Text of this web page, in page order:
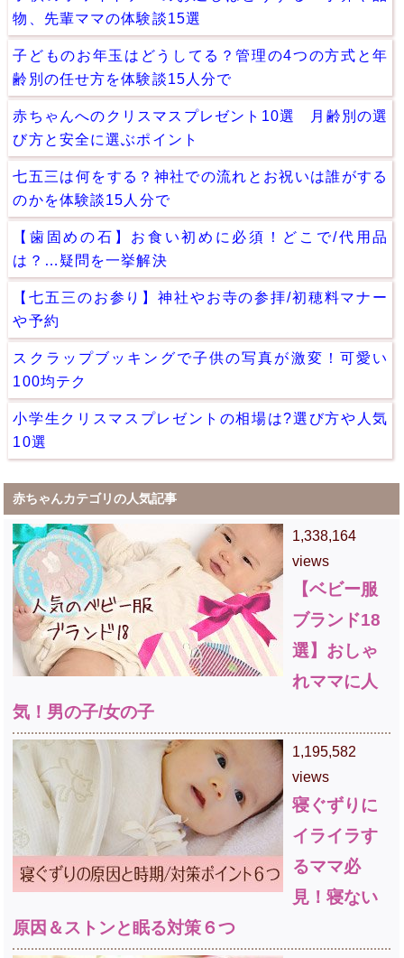
物、先輩ママの体験談15選
子どものお年玉はどうしてる？管理の4つの方式と年
齢別の任せ方を体験談15人分で
赤ちゃんへのクリスマスプレゼント10選 月齢別の選
び方と安全に選ぶポイント
七五三は何をする？神社での流れとお祝いは誰がする
のかを体験談15人分で
【歯固めの石】お食い初めに必須！どこで/代用品
は？…疑問を一挙解決
【七五三のお参り】神社やお寺の参拝/初穂料マナー
や予約
スクラップブッキングで子供の写真が激変！可愛い
100均テク
小学生クリスマスプレゼントの相場は?選び方や人気
10選
赤ちゃんカテゴリの人気記事
1,338,164
views
【ベビー服
ブランド18
選】おしゃ
れママに人
気！男の子/女の子
1,195,582
views
寝ぐずりに
イライラす
るママ必
見！寝ない
原因＆ストンと眠る対策６つ